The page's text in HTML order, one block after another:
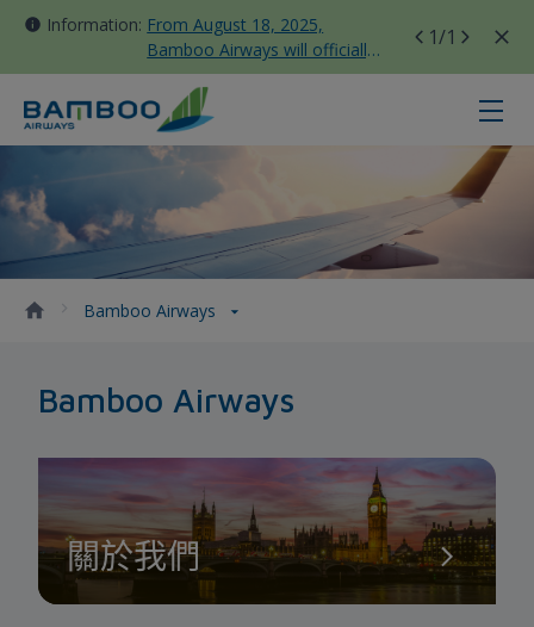
Information: From August 18, 2025,
Bamboo Airways will officially
move all domestic flights to
Tan Son Nhat Terminal T3
1/1
Bamboo Airways - Bamboo
Bamboo Airways
Bamboo Airways
關於我們